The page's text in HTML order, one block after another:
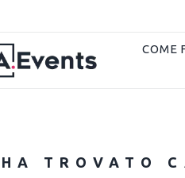
COME
TROVATO